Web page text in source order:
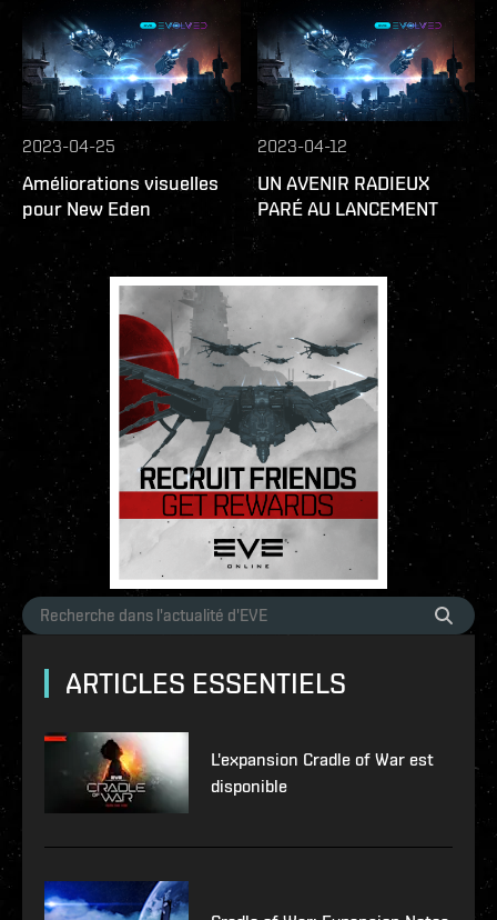
2023-04-25
Améliorations visuelles
pour New Eden
2023-04-12
UN AVENIR RADIEUX
PARÉ AU LANCEMENT
ARTICLES ESSENTIELS
L'expansion Cradle of War est
disponible